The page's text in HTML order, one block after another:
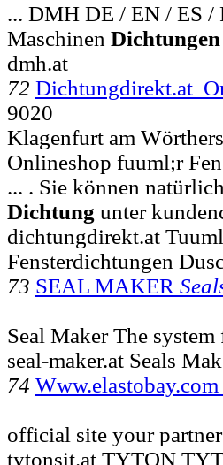
... DMH DE / EN / ES /
Maschinen Dichtungen
dmh.at
72 Dichtungdirekt.at
9020
Klagenfurt am
Onlineshop fuuml;r
... . Sie können
Dichtung unter
dichtungdirekt.at
Fensterdichtungen
73 SEAL MAKER
Seal Maker The
seal-maker.at Seals
74
official site your
tytonsit.at TYTON